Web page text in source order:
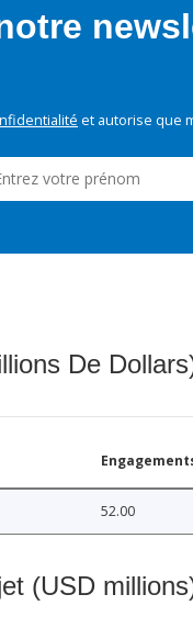
et autorise que
De
52.00
(USD